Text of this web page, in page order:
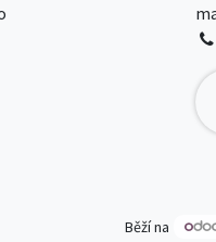
Běží na